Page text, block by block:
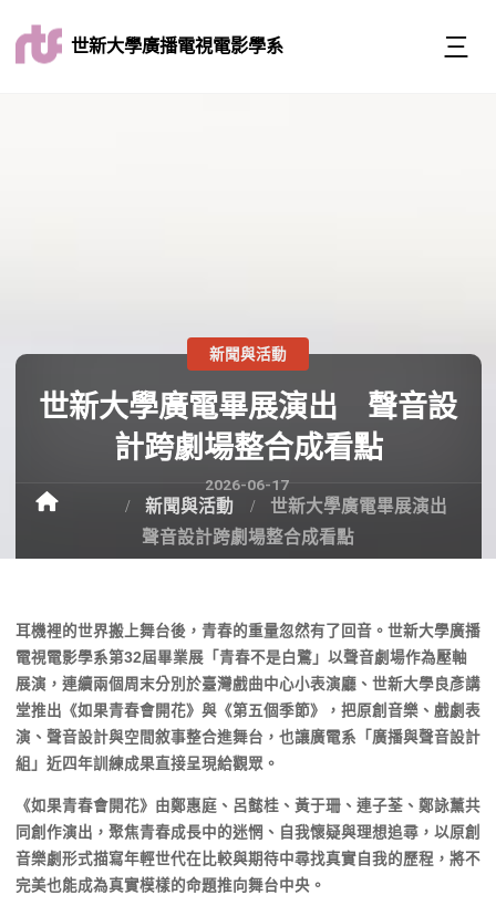
世新大學廣播電視電影學系
世新大學廣電畢展演出 聲音設
計跨劇場整合成看點
2026-06-17
新聞與活動
新聞與活動
世新大學廣電畢展演出
聲音設計跨劇場整合成看點
耳機裡的世界搬上舞台後，青春的重量忽然有了回音。世新大學廣播
電視電影學系第32屆畢業展「青春不是白鷺」以聲音劇場作為壓軸
展演，連續兩個周末分別於臺灣戲曲中心小表演廳、世新大學良彥講
堂推出《如果青春會開花》與《第五個季節》，把原創音樂、戲劇表
演、聲音設計與空間敘事整合進舞台，也讓廣電系「廣播與聲音設計
組」近四年訓練成果直接呈現給觀眾。
《如果青春會開花》由鄭惠庭、呂懿桂、黃于珊、連子荃、鄭詠薰共
同創作演出，聚焦青春成長中的迷惘、自我懷疑與理想追尋，以原創
音樂劇形式描寫年輕世代在比較與期待中尋找真實自我的歷程，將不
完美也能成為真實模樣的命題推向舞台中央。